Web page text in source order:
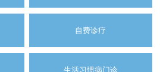
自费诊疗
生活习惯病门诊